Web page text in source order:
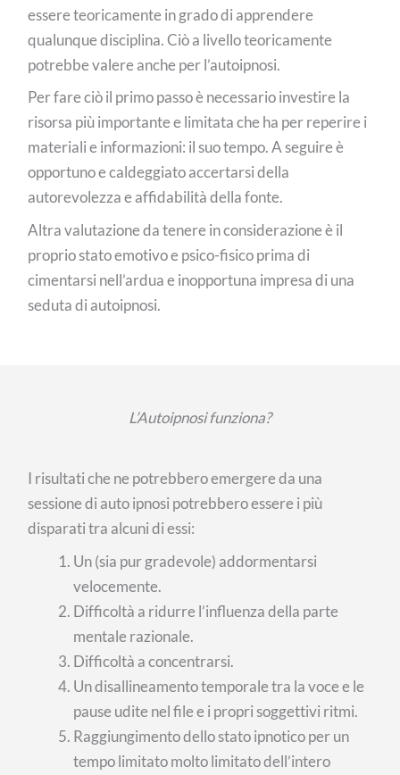
essere teoricamente in grado di apprendere
qualunque disciplina. Ciò a livello teoricamente
potrebbe valere anche per l’autoipnosi.
Per fare ciò il primo passo è necessario investire la
risorsa più importante e limitata che ha per reperire i
materiali e informazioni: il suo tempo. A seguire è
opportuno e caldeggiato accertarsi della
autorevolezza e affidabilità della fonte.
Altra valutazione da tenere in considerazione è il
proprio stato emotivo e psico-fisico prima di
cimentarsi nell’ardua e inopportuna impresa di una
seduta di autoipnosi.
L’Autoipnosi funziona?
I risultati che ne potrebbero emergere da una
sessione di auto ipnosi potrebbero essere i più
disparati tra alcuni di essi:
Un (sia pur gradevole) addormentarsi
velocemente.
Difficoltà a ridurre l’influenza della parte
mentale razionale.
Difficoltà a concentrarsi.
Un disallineamento temporale tra la voce e le
pause udite nel file e i propri soggettivi ritmi.
Raggiungimento dello stato ipnotico per un
tempo limitato molto limitato dell’intero